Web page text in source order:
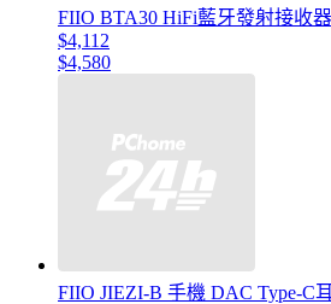
FIIO BTA30 HiFi藍牙發射接收器
$4,112
$4,580
FIIO JIEZI-B 手機 DAC Type-C